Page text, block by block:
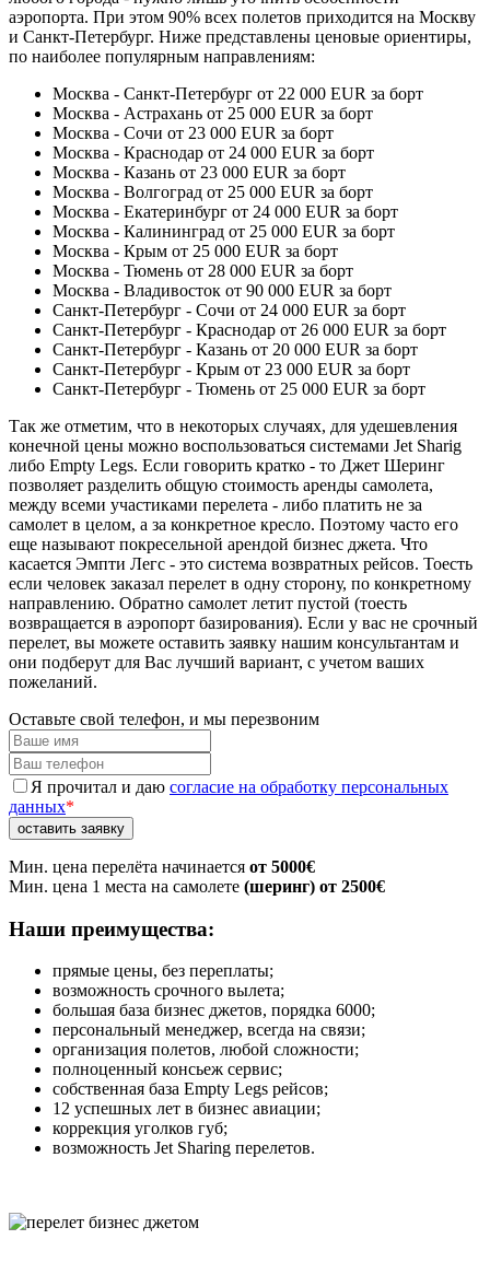
аэропорта. При этом 90% всех полетов приходится на Москву
и Санкт-Петербург. Ниже представлены ценовые ориентиры,
по наиболее популярным направлениям:
Москва - Санкт-Петербург от 22 000 EUR за борт
Москва - Астрахань от 25 000 EUR за борт
Москва - Сочи от 23 000 EUR за борт
Москва - Краснодар от 24 000 EUR за борт
Москва - Казань от 23 000 EUR за борт
Москва - Волгоград от 25 000 EUR за борт
Москва - Екатеринбург от 24 000 EUR за борт
Москва - Калининград от 25 000 EUR за борт
Москва - Крым от 25 000 EUR за борт
Москва - Тюмень от 28 000 EUR за борт
Москва - Владивосток от 90 000 EUR за борт
Санкт-Петербург - Сочи от 24 000 EUR за борт
Санкт-Петербург - Краснодар от 26 000 EUR за борт
Санкт-Петербург - Казань от 20 000 EUR за борт
Санкт-Петербург - Крым от 23 000 EUR за борт
Санкт-Петербург - Тюмень от 25 000 EUR за борт
Так же отметим, что в некоторых случаях, для удешевления
конечной цены можно воспользоваться системами Jet Sharig
либо Empty Legs. Если говорить кратко - то Джет Шеринг
позволяет разделить общую стоимость аренды самолета,
между всеми участиками перелета - либо платить не за
самолет в целом, а за конкретное кресло. Поэтому часто его
еще называют покресельной арендой бизнес джета. Что
касается Эмпти Легс - это система возвратных рейсов. Тоесть
если человек заказал перелет в одну сторону, по конкретному
направлению. Обратно самолет летит пустой (тоесть
возвращается в аэропорт базирования). Если у вас не срочный
перелет, вы можете оставить заявку нашим консультантам и
они подберут для Вас лучший вариант, с учетом ваших
пожеланий.
Оставьте свой телефон, и мы перезвоним
Я прочитал и даю согласие на обработку персональных
данных*
Мин. цена перелёта начинается от 5000€
Мин. цена 1 места на самолете (шеринг) от 2500€
Наши преимущества:
прямые цены, без переплаты;
возможность срочного вылета;
большая база бизнес джетов, порядка 6000;
персональный менеджер, всегда на связи;
организация полетов, любой сложности;
полноценный консьеж сервис;
собственная база Empty Legs рейсов;
12 успешных лет в бизнес авиации;
коррекция уголков губ;
возможность Jet Sharing перелетов.